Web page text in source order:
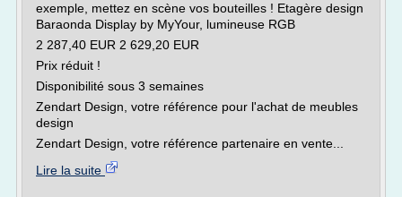
exemple, mettez en scène vos bouteilles ! Etagère design
Baraonda Display by MyYour, lumineuse RGB
2 287,40 EUR 2 629,20 EUR
Prix réduit !
Disponibilité sous 3 semaines
Zendart Design, votre référence pour l'achat de meubles
design
Zendart Design, votre référence partenaire en vente...
Lire la suite